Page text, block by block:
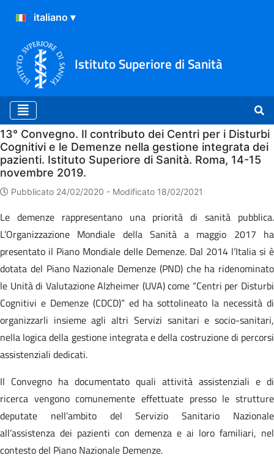
Istituto Superiore di Sanità
Home
13° Convegno. Il contributo dei Centri per i Disturbi
Cognitivi e le Demenze nella gestione integrata dei
pazienti. Istituto Superiore di Sanità. Roma, 14-15
novembre 2019.
Pubblicato 24/02/2020 - Modificato 18/02/2021
Le demenze rappresentano una priorità di sanità pubblica.
L’Organizzazione Mondiale della Sanità a maggio 2017 ha
presentato il Piano Mondiale delle Demenze. Dal 2014 l’Italia si è
dotata del Piano Nazionale Demenze (PND) che ha ridenominato
le Unità di Valutazione Alzheimer (UVA) come “Centri per Disturbi
Cognitivi e Demenze (CDCD)” ed ha sottolineato la necessità di
organizzarli insieme agli altri Servizi sanitari e socio-sanitari,
nella logica della gestione integrata e della costruzione di percorsi
assistenziali dedicati.
Il Convegno ha documentato quali attività assistenziali e di
ricerca vengono comunemente effettuate presso le strutture
deputate nell’ambito del Servizio Sanitario Nazionale
all’assistenza dei pazienti con demenza e ai loro familiari, nel
contesto del Piano Nazionale Demenze.